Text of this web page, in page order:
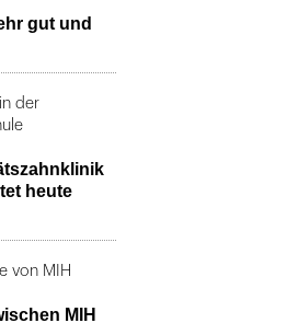
gut und
der
heute
von MIH
MIH